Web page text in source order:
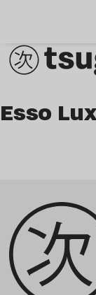
Genre
Pop
Ambient
Disco
Hardcore
Esso